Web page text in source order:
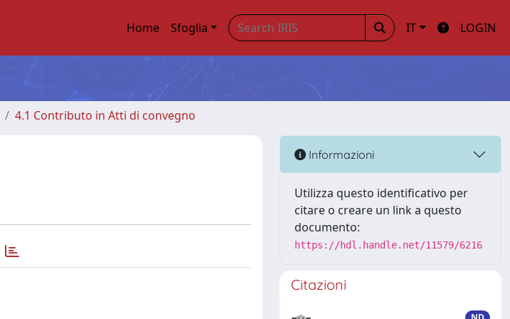
Home Sfoglia IT LOGIN
4.1 Contributo in Atti di convegno
Informazioni
Utilizza questo identificativo per
citare o creare un link a questo
documento:
https://hdl.handle.net/11579/6216
Citazioni